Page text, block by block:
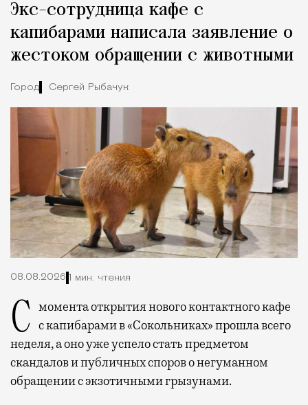
Город
Экс-сотрудница кафе с
капибарами написала заявление о
жестоком обращении с животными
Город Сергей Рыбачук
08.08.2026 1 мин. чтения
С момента открытия нового контактного кафе с капибарами в «Сокольниках» прошла всего
неделя, а оно уже успело стать предметом
скандалов и публичных споров о негуманном
обращении с экзотичными грызунами.